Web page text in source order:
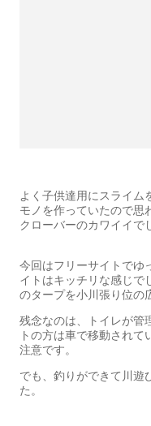
よく子供達用にスライム
モノを作っていたので思
クローバーのカワイイで
今回はフリーサイトでゆ
イトはキッチリな感じで
のタープを小川張り位の
残念なのは、トイレが管
トの方は車で移動され
注意です。
でも、釣りができて川遊
た。